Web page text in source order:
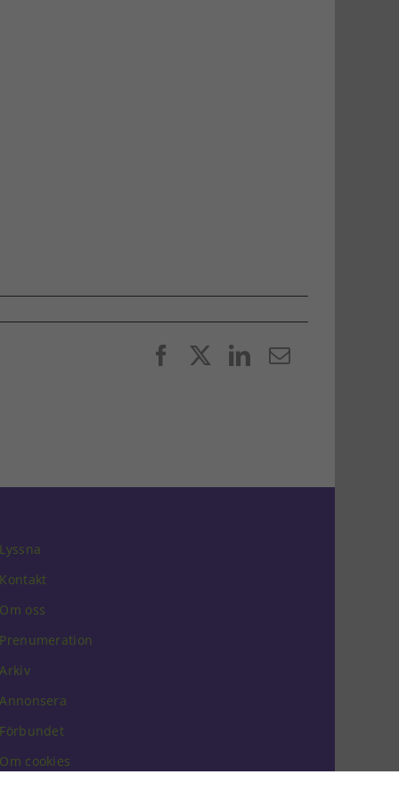
FacebookLinkedIn
E-
Lyssna
Kontakt
Om oss
Prenumeration
Arkiv
Annonsera
Förbundet
Om cookies